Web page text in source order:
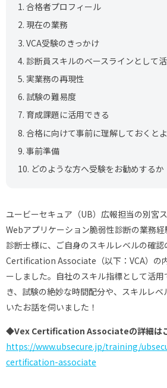
1. 合格者プロフィール
2. 現在の業務
3. VCA受験のきっかけ
4. 診断員スキルのベースラインとして
5. 実業務の再現性
6. 試験の難易度
7. 育成課題に活用できる
8. 合格に向けて事前に理解しておくと
9. 事前準備
10. どのような方へ受験をお勧めするか
ユービーセキュア（UB）広報担当の別宮ス
Webアプリケーション脆弱性診断の業務
診断士様に、ご自身のスキルレベルの確
Certification Associate（以下：VCA）の
ーしました。自社のスキル指標として活
き、試験の絶妙な時間配分や、スキルレ
いたお話を伺いました！
◆Vex Certification Associateの詳細は
https://www.ubsecure.jp/training/
certification-associate